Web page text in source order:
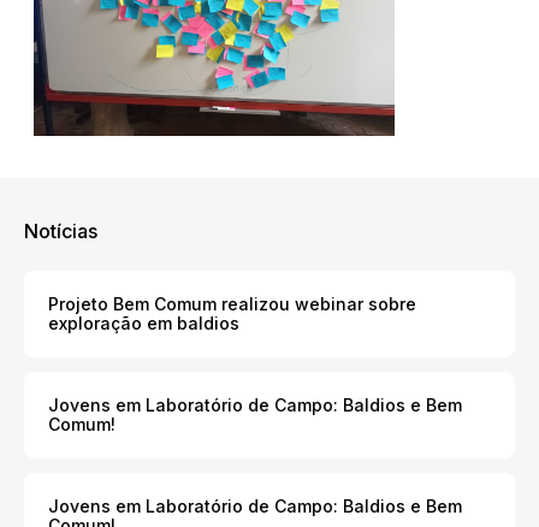
Notícias
Projeto Bem Comum realizou webinar sobre
exploração em baldios
Jovens em Laboratório de Campo: Baldios e Bem
Comum!
Jovens em Laboratório de Campo: Baldios e Bem